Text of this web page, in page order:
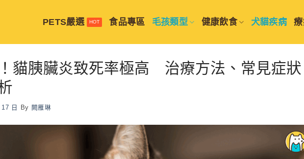
PETS嚴選 食品專區 毛孩類型 健康飲食 犬貓疾病
貓胰臟炎致死率極高 治療方法、常見症狀
日 By 闕雁琳